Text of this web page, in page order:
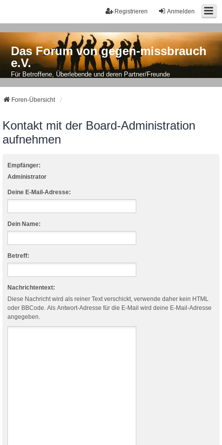
Anmelden
Registrieren
Das Forum von gegen-missbrauch
e.V.
Für Betroffene, Überlebende und deren Partner/Freunde
Foren-Übersicht
Kontakt mit der Board-Administration
aufnehmen
Empfänger:
Administrator
Deine E-Mail-Adresse:
Dein Name:
Betreff:
Nachrichtentext:
Diese Nachricht wird als reiner Text verschickt, verwende daher kein HTML
oder BBCode. Als Antwort-Adresse für die E-Mail wird deine E-Mail-Adresse
angegeben.